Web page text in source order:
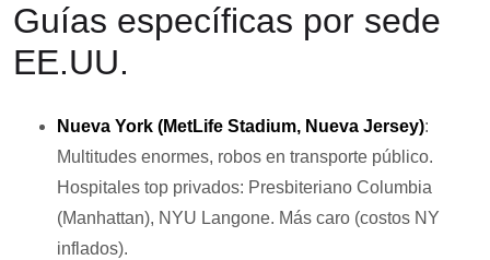
Guías específicas por sede
EE.UU.
Nueva York (MetLife Stadium, Nueva Jersey):
Multitudes enormes, robos en transporte público.
Hospitales top privados: Presbiteriano Columbia
(Manhattan), NYU Langone. Más caro (costos NY
inflados).